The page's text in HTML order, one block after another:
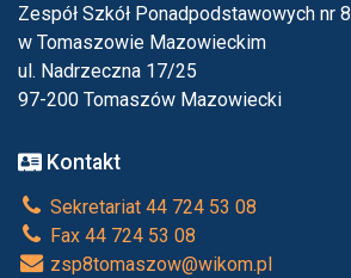
Zespół Szkół Ponadpodstawowych nr 8
w Tomaszowie Mazowieckim
ul. Nadrzeczna 17/25
97-200 Tomaszów Mazowiecki
Kontakt
Sekretariat 44 724 53 08
Fax 44 724 53 08
zsp8tomaszow@wikom.pl